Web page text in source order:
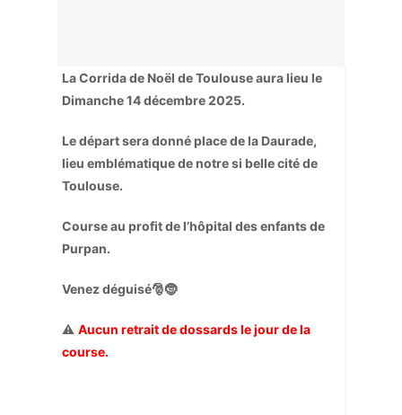
La Corrida de Noël de Toulouse aura lieu le
Dimanche 14 décembre 2025.
Le départ sera donné place de la Daurade,
lieu emblématique de notre si belle cité de
Toulouse.
Course au profit de l’hôpital des enfants de
Purpan.
Venez déguisé🎅🤶
⚠️ Aucun retrait de dossards le jour de la
course.